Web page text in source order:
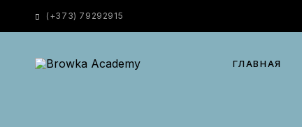
(+373) 79292915
ГЛАВНАЯ